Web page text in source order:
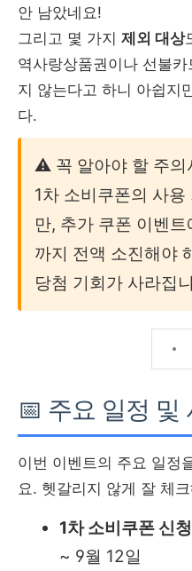
안 남았네요!
그리고 몇 가지 제외 대상
역사랑상품권이나 선불
지 않는다고 하니 아쉽지
다.
⚠️ 꼭 알아야 할 주의
1차 소비쿠폰의 사
만, 추가 쿠폰 이벤트
까지 전액 소진해야
당첨 기회가 사라집
📅 주요 일정 및
이번 이벤트의 주요 일정
요. 헷갈리지 않게 잘 체
1차 소비쿠폰 신
~ 9월 12일